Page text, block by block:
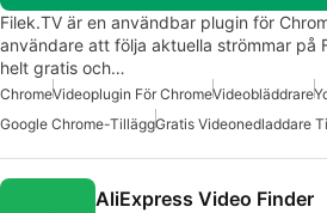
Filek.TV är en användbar plugin för
användare att följa aktuella strömmar på
helt gratis och…
ChromeVideoplugin För ChromeVideobläddrare
Google Chrome-TilläggGratis Videonedladdare
AliExpress Video Finder